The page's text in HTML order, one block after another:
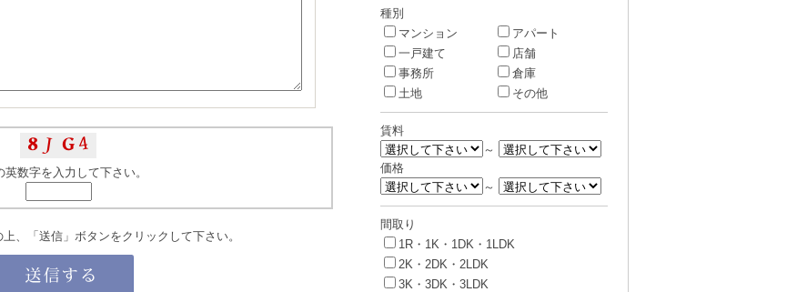
数字を入力して下さい。
、「送信」ボタンをクリックして下さい。
種別
マンション
アパート
一戸建て
店舗
事務所
倉庫
土地
その他
賃料
～
価格
～
間取り
1R・1K・1DK・1LDK
2K・2DK・2LDK
3K・3DK・3LDK